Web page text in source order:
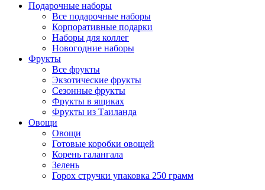
Подарочные наборы
Все подарочные наборы
Корпоративные подарки
Наборы для коллег
Новогодние наборы
Фрукты
Все фрукты
Экзотические фрукты
Сезонные фрукты
Фрукты в ящиках
Фрукты из Таиланда
Овощи
Овощи
Готовые коробки овощей
Корень галангала
Зелень
Горох стручки упаковка 250 грамм